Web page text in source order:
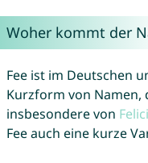
Woher kommt der
Fee ist im Deutschen
Kurzform von Namen,
insbesondere von
Fee auch eine kurze